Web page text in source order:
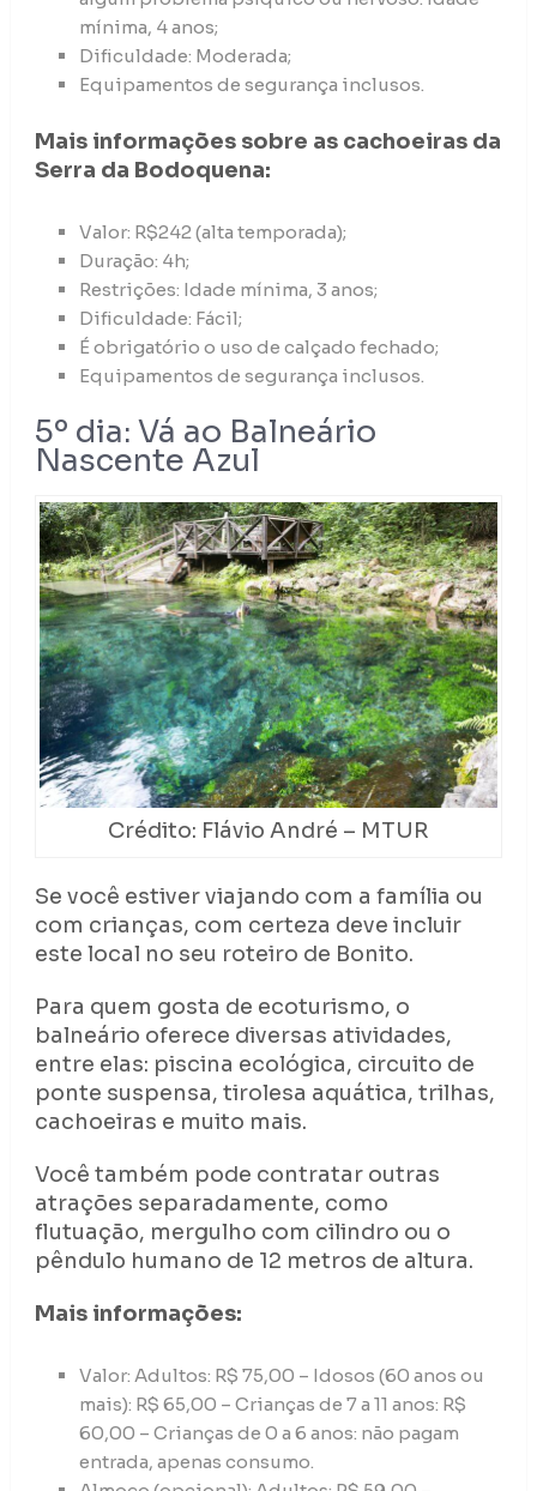
mínima, 4 anos;
Dificuldade: Moderada;
Equipamentos de segurança inclusos.
Mais informações sobre as cachoeiras da
Serra da Bodoquena:
Valor: R$242 (alta temporada);
Duração: 4h;
Restrições: Idade mínima, 3 anos;
Dificuldade: Fácil;
É obrigatório o uso de calçado fechado;
Equipamentos de segurança inclusos.
5º dia: Vá ao Balneário
Nascente Azul
Crédito: Flávio André – MTUR
Se você estiver viajando com a família ou
com crianças, com certeza deve incluir
este local no seu roteiro de Bonito.
Para quem gosta de ecoturismo, o
balneário oferece diversas atividades,
entre elas: piscina ecológica, circuito de
ponte suspensa, tirolesa aquática, trilhas,
cachoeiras e muito mais.
Você também pode contratar outras
atrações separadamente, como
flutuação, mergulho com cilindro ou o
pêndulo humano de 12 metros de altura.
Mais informações:
Valor: Adultos: R$ 75,00 – Idosos (60 anos ou
mais): R$ 65,00 – Crianças de 7 a 11 anos: R$
60,00 – Crianças de 0 a 6 anos: não pagam
entrada, apenas consumo.